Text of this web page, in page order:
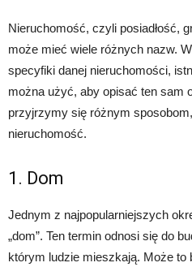
Nieruchomość, czyli posiadłość,
może mieć wiele różnych nazw.
specyfiki danej nieruchomości,
można użyć, aby opisać ten sam
przyjrzymy się różnym
nieruchomość.
1. Dom
Jednym z najpopularniejszych
„dom”. Ten termin odnosi się do
którym ludzie mieszkają. Może to